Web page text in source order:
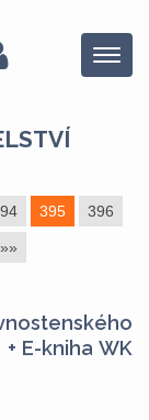
Menu
395 396
»»
E-kniha WK